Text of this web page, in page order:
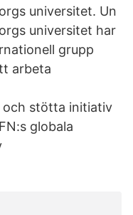
universitet. Un
universitet har
grupp
arbeta
och stötta initiativ
globala